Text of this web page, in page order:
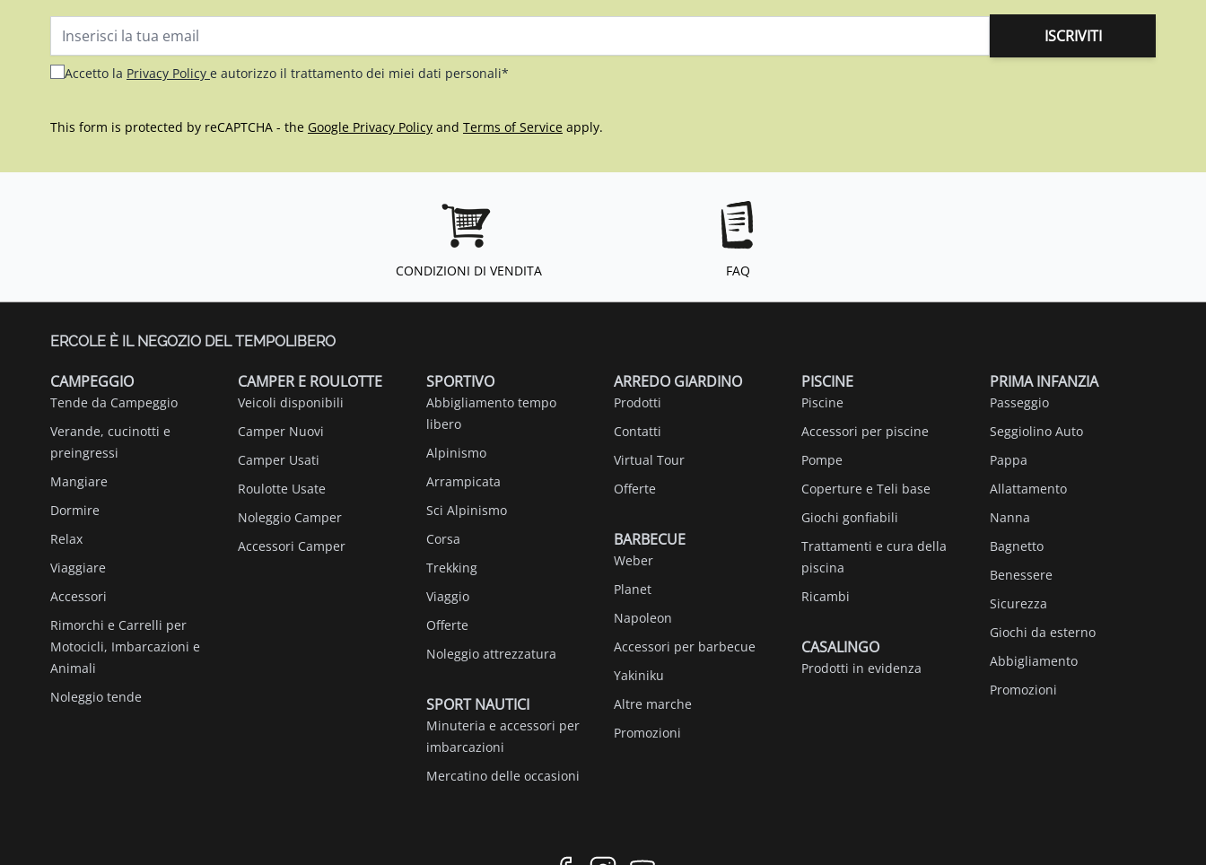
Indirizzo email ISCRIVITI
Accetto la Privacy Policy e autorizzo il trattamento dei miei dati personali*
This form is protected by reCAPTCHA - the Google Privacy Policy and Terms of Service apply.
CONDIZIONI DI VENDITA FAQ
ERCOLE È IL NEGOZIO DEL TEMPOLIBERO
CAMPEGGIO
Tende da Campeggio
Verande, cucinotti e
preingressi
Mangiare
Dormire
Relax
Viaggiare
Accessori
Rimorchi e Carrelli per
Motocicli, Imbarcazioni e
Animali
Noleggio tende
CAMPER E ROULOTTE
Veicoli disponibili
Camper Nuovi
Camper Usati
Roulotte Usate
Noleggio Camper
Accessori Camper
SPORTIVO
Abbigliamento tempo
libero
Alpinismo
Arrampicata
Sci Alpinismo
Corsa
Trekking
Viaggio
Offerte
Noleggio attrezzatura
SPORT NAUTICI
Minuteria e accessori per
imbarcazioni
Mercatino delle occasioni
ARREDO GIARDINO
Prodotti
Contatti
Virtual Tour
Offerte
BARBECUE
Weber
Planet
Napoleon
Accessori per barbecue
Yakiniku
Altre marche
Promozioni
PISCINE
Piscine
Accessori per piscine
Pompe
Coperture e Teli base
Giochi gonfiabili
Trattamenti e cura della
piscina
Ricambi
CASALINGO
Prodotti in evidenza
PRIMA INFANZIA
Passeggio
Seggiolino Auto
Pappa
Allattamento
Nanna
Bagnetto
Benessere
Sicurezza
Giochi da esterno
Abbigliamento
Promozioni